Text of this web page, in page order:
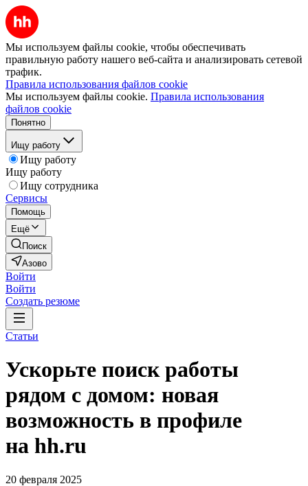
Мы используем файлы cookie, чтобы обеспечивать
правильную работу нашего веб-сайта и анализировать сетевой
трафик.
Правила использования файлов cookie
Мы используем файлы cookie. Правила использования
файлов cookie
Понятно
Ищу работу
Ищу работу
Ищу работу
Ищу сотрудника
Сервисы
Помощь
Ещё
Поиск
Азово
Войти
Войти
Создать резюме
Статьи
Ускорьте поиск работы
рядом с домом: новая
возможность в профиле
на hh.ru
20 февраля 2025